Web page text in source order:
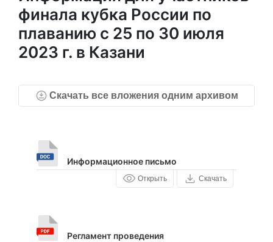
финала кубка России по
плаванию с 25 по 30 июля
2023 г. в Казани
Скачать все вложения одним архивом
Информационное письмо
Открыть Скачать
Регламент проведения